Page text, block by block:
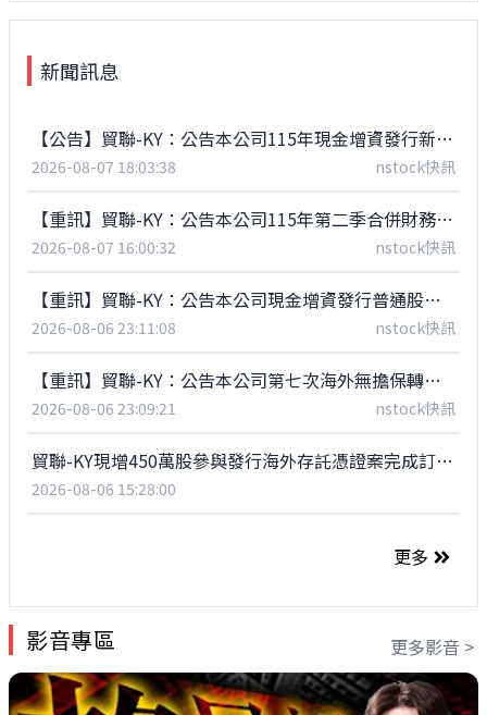
新聞訊息
【公告】貿聯-KY：公告本公司115年現金增資發行新股參與發行海外存託憑證發行及上市公告
2026-08-07 18:03:38 nstock快訊
【重訊】貿聯-KY：公告本公司115年第二季合併財務報告董事會召開日期
2026-08-07 16:00:32 nstock快訊
【重訊】貿聯-KY：公告本公司現金增資發行普通股參與發行海外存託憑證之發行條件
2026-08-06 23:11:08 nstock快訊
【重訊】貿聯-KY：公告本公司第七次海外無擔保轉換公司債完成訂價
2026-08-06 23:09:21 nstock快訊
貿聯-KY現增450萬股參與發行海外存託憑證案完成訂價，每股折合新台幣2,256.30元
2026-08-06 15:28:00
更多
影音專區 更多影音 >